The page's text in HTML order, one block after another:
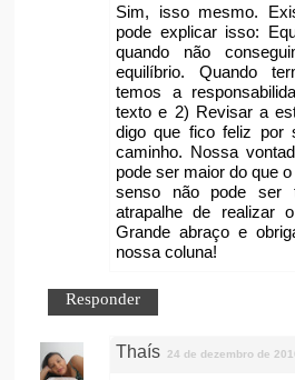
Sim, isso mesmo.
pode explicar isso:
quando não
equilíbrio. Quando
temos a
texto e 2) Revisar a
digo que fico feliz por
caminho. Nossa
pode ser maior do que
senso não pode ser
atrapalhe de realizar
Grande abraço e
nossa coluna!
Responder
Thaís 24 de dezembro de